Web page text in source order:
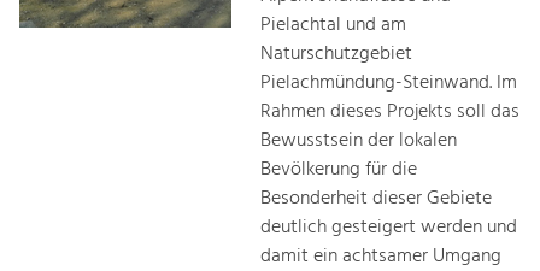
Pielachtal und am
Naturschutzgebiet
Pielachmündung-Steinwand. Im
Rahmen dieses Projekts soll das
Bewusstsein der lokalen
Bevölkerung für die
Besonderheit dieser Gebiete
deutlich gesteigert werden und
damit ein achtsamer Umgang